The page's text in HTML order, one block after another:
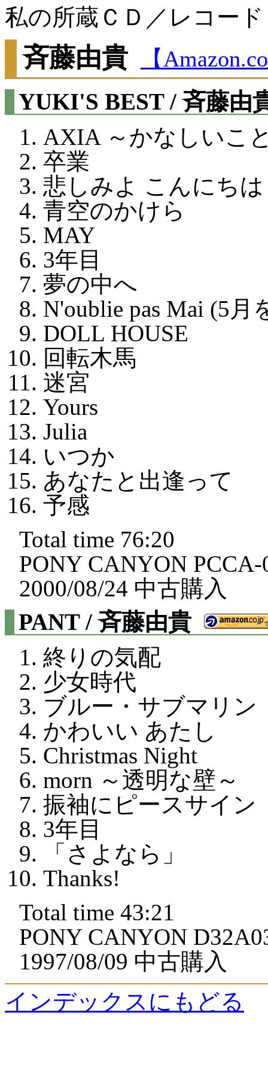
私の所蔵ＣＤ／レコード
斉藤由貴 【
YUKI'S BEST / 斉藤由
AXIA ～かなしいこ
卒業
悲しみよ こんにちは
青空のかけら
MAY
3年目
夢の中へ
N'oublie pas Mai (5
DOLL HOUSE
回転木馬
迷宮
Yours
Julia
いつか
あなたと出逢って
予感
Total time 76:20
PONY CANYON PCCA-
2000/08/24 中古購入
PANT / 斉藤由貴
終りの気配
少女時代
ブルー・サブマリン
かわいい あたし
Christmas Night
morn ～透明な壁～
振袖にピースサイン
3年目
「さよなら」
Thanks!
Total time 43:21
PONY CANYON
1997/08/09 中古購入
インデックスにもどる